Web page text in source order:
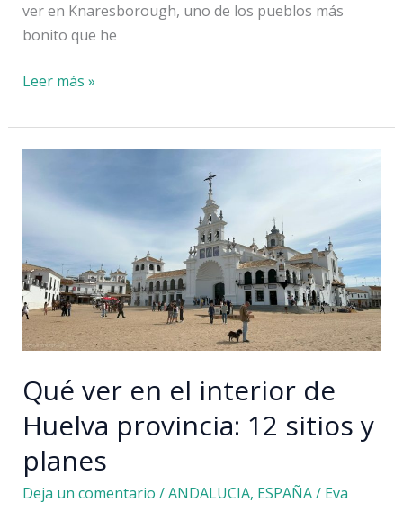
ver en Knaresborough, uno de los pueblos más
bonito que he
Knaresborough:
de
los
Inglaterra
Leer más »
Qué ver en el interior de
Huelva provincia: 12 sitios y
planes
Deja un comentario /ANDALUCIA, ESPAÑA/ Eva